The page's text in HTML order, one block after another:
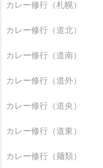
カレー修行（札幌）
カレー修行（道北）
カレー修行（道南）
カレー修行（道外）
カレー修行（道央）
カレー修行（道東）
カレー修行（麺類）